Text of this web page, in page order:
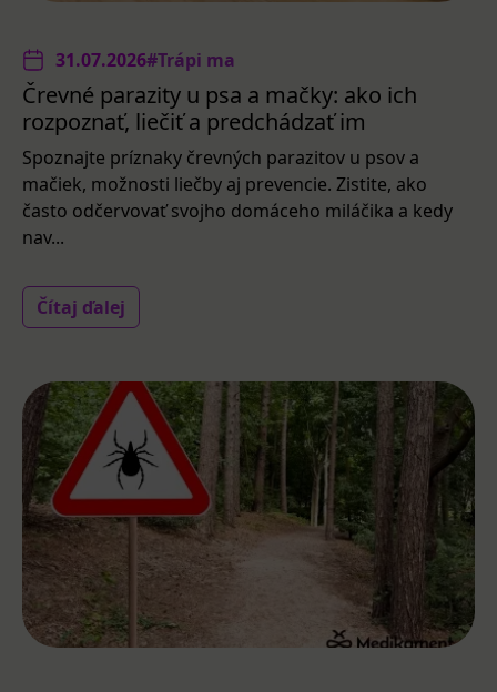
31.07.2026#Trápi ma
Črevné parazity u psa a mačky: ako ich
rozpoznať, liečiť a predchádzať im
Spoznajte príznaky črevných parazitov u psov a
mačiek, možnosti liečby aj prevencie. Zistite, ako
často odčervovať svojho domáceho miláčika a kedy
nav...
Čítaj ďalej